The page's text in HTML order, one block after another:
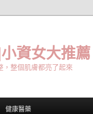
資女大推薦
整個肌膚都亮了起來
健康醫藥